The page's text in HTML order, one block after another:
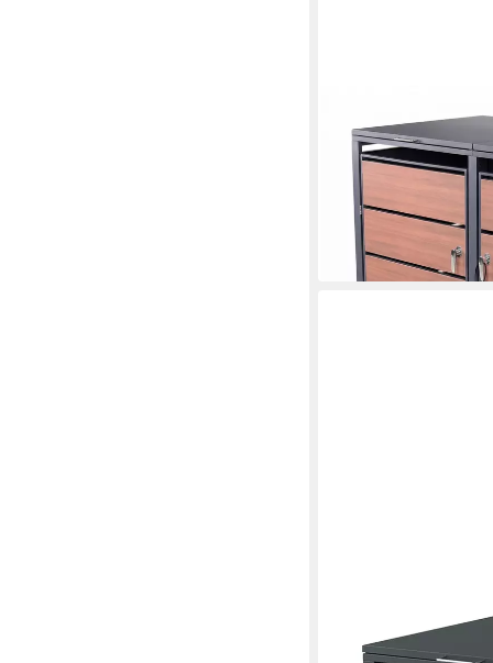
Mülltonnenbox
240L, für Zwei
ab 379,00 € UVP
-5%
in 2-3 Werktagen bei dir
Mülltonnenbox